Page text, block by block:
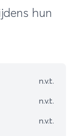
hun
n.v.t.
n.v.t.
n.v.t.